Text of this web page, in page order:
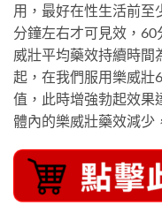
用，最好在性生活前
分鐘左右才可見效，
威壯平均藥效持續時間
起，在我們服用樂威壯
值，此時增強勃起效果
體內的樂威壯藥效減少